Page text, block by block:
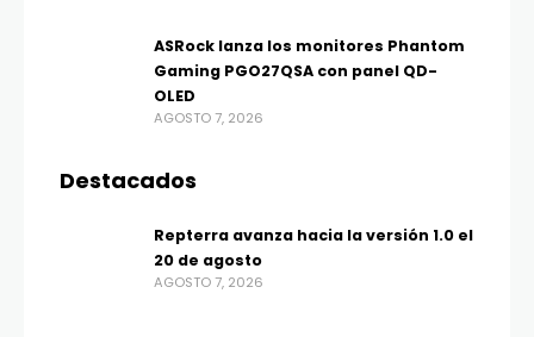
ASRock lanza los monitores Phantom
Gaming PGO27QSA con panel QD-
OLED
AGOSTO 7, 2026
Destacados
Repterra avanza hacia la versión 1.0 el
20 de agosto
AGOSTO 7, 2026